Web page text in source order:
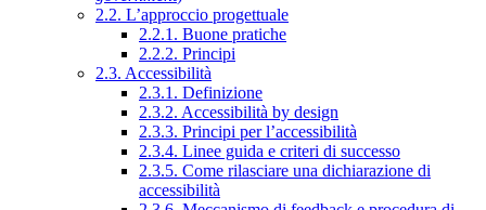
2.2. L’approccio progettuale
2.2.1. Buone pratiche
2.2.2. Principi
2.3. Accessibilità
2.3.1. Definizione
2.3.2. Accessibilità by design
2.3.3. Principi per l’accessibilità
2.3.4. Linee guida e criteri di successo
2.3.5. Come rilasciare una dichiarazione di
accessibilità